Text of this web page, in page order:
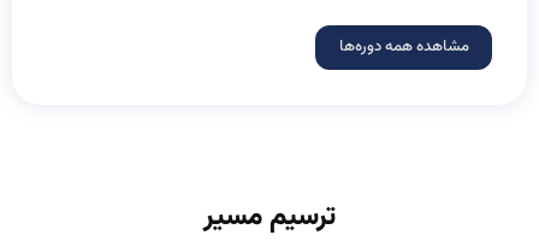
مشاهده همه دوره‌ها
ترسیم مسیر